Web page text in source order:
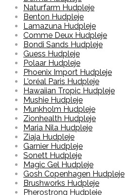
Naturfarm Hudpleje
Benton Hudpleje
Lamazuna Hudpleje
Comme Deux Hudpleje
Bondi Sands Hudpleje
Guess Hudpleje
Polaar Hudpleje
Phoenix Import Hudpleje
L'oréal Paris Hudpleje
Hawaiian Tropic Hudpleje
Mushie Hudpleje
Munkholm Hudpleje
Zionhealth Hudpleje
Maria Nila Hudpleje
Ziaja Hudpleje
Garnier Hudpleje
Sonett Hudpleje
Magic Gel Hudpleje
Gosh Copenhagen Hudpleje
Brushworks Hudpleje
Pherostrong Hudpleje